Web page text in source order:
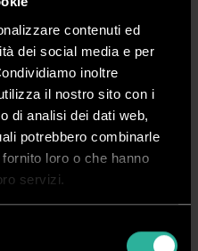
contenuti ed
dei social media e per
inoltre
il nostro sito con i
di analisi dei dati web,
potrebbero combinarle
loro o che hanno
servizi.